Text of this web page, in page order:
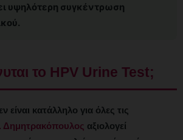
υψηλότερη συγκέντρωση
το HPV Urine Test;
κατάλληλο για όλες τις
Δημητρακόπουλος αξιολογεί